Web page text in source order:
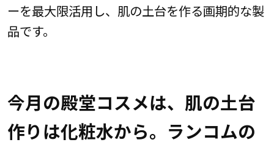
ーを最大限活用し、肌の土台を作る画期的な製
品です。
今月の殿堂コスメは、肌の土台
作りは化粧水から。ランコムの